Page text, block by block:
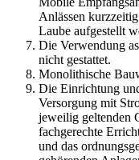
Anlässen
Laube aufgestellt
Die Verwendung
nicht gestattet.
Monolithische
Die Einrichtung
Versorgung mit
jeweilig geltenden
fachgerechte
und das